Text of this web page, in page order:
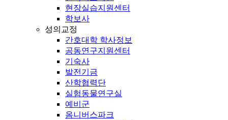
현장실습지원센터
학보사
성의교정
간호대학 학사정보
공동연구지원센터
기숙사
발전기금
산학협력단
실험동물연구실
예비군
옴니버스파크